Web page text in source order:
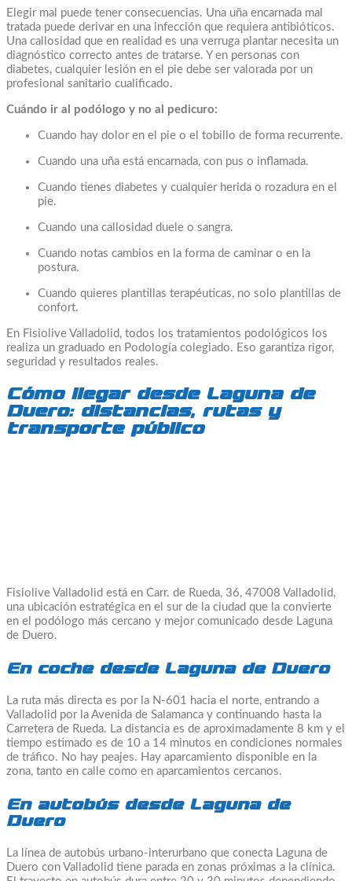
Elegir mal puede tener consecuencias. Una uña encarnada mal
tratada puede derivar en una infección que requiera antibióticos.
Una callosidad que en realidad es una verruga plantar necesita un
diagnóstico correcto antes de tratarse. Y en personas con
diabetes, cualquier lesión en el pie debe ser valorada por un
profesional sanitario cualificado.
Cuándo ir al podólogo y no al pedicuro:
Cuando hay dolor en el pie o el tobillo de forma recurrente.
Cuando una uña está encarnada, con pus o inflamada.
Cuando tienes diabetes y cualquier herida o rozadura en el
pie.
Cuando una callosidad duele o sangra.
Cuando notas cambios en la forma de caminar o en la
postura.
Cuando quieres plantillas terapéuticas, no solo plantillas de
confort.
En Fisiolive Valladolid, todos los tratamientos podológicos los
realiza un graduado en Podología colegiado. Eso garantiza rigor,
seguridad y resultados reales.
Cómo llegar desde Laguna de
Duero: distancias, rutas y
transporte público
Fisiolive Valladolid está en Carr. de Rueda, 36, 47008 Valladolid,
una ubicación estratégica en el sur de la ciudad que la convierte
en el podólogo más cercano y mejor comunicado desde Laguna
de Duero.
En coche desde Laguna de Duero
La ruta más directa es por la N-601 hacia el norte, entrando a
Valladolid por la Avenida de Salamanca y continuando hasta la
Carretera de Rueda. La distancia es de aproximadamente 8 km y el
tiempo estimado es de 10 a 14 minutos en condiciones normales
de tráfico. No hay peajes. Hay aparcamiento disponible en la
zona, tanto en calle como en aparcamientos cercanos.
En autobús desde Laguna de
Duero
La línea de autobús urbano-interurbano que conecta Laguna de
Duero con Valladolid tiene parada en zonas próximas a la clínica.